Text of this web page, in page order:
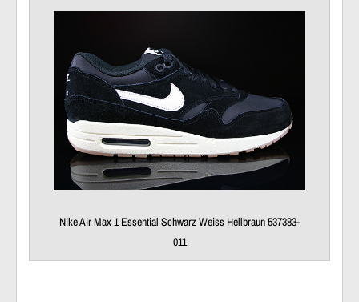
Nike Air Max 1 Essential Schwarz Weiss Hellbraun 537383-
011